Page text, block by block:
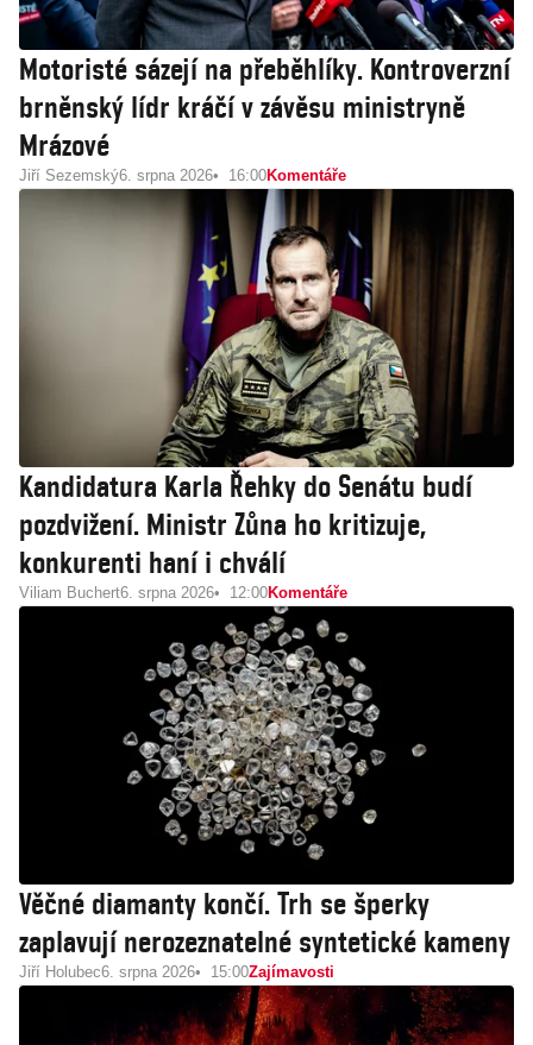
Motoristé sázejí na přeběhlíky. Kontroverzní
brněnský lídr kráčí v závěsu ministryně
Mrázové
Jiří Sezemský6. srpna 2026 16:00Komentáře
Kandidatura Karla Řehky do Senátu budí
pozdvižení. Ministr Zůna ho kritizuje,
konkurenti haní i chválí
Viliam Buchert6. srpna 2026 12:00Komentáře
Věčné diamanty končí. Trh se šperky
zaplavují nerozeznatelné syntetické kameny
Jiří Holubec6. srpna 2026 15:00Zajímavosti